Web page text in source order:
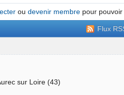
ou devenir membrepour pouvoir
Flux
sur Loire (43)